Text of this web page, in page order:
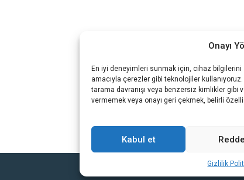
Onayı
En iyi deneyimleri sunmak için, cihaz
amacıyla çerezler gibi teknolojiler
tarama davranışı veya benzersiz kimlikler
vermemek veya onayı geri çekmek, belirli
Kabul et
Gizlilik